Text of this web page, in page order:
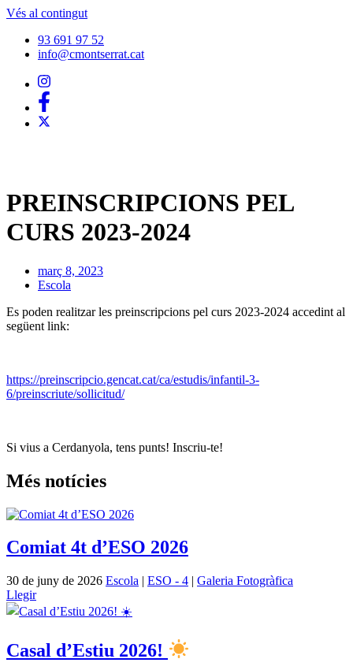
Vés al contingut
93 691 97 52
info@cmontserrat.cat
PREINSCRIPCIONS PEL
CURS 2023-2024
març 8, 2023
Escola
Es poden realitzar les preinscripcions pel curs 2023-2024 accedint al
següent link:
https://preinscripcio.gencat.cat/ca/estudis/infantil-3-
6/preinscriute/sollicitud/
Si vius a Cerdanyola, tens punts! Inscriu-te!
Més notícies
Comiat 4t d’ESO 2026
30 de juny de 2026 Escola | ESO - 4 | Galeria Fotogràfica
Llegir
Casal d’Estiu 2026!